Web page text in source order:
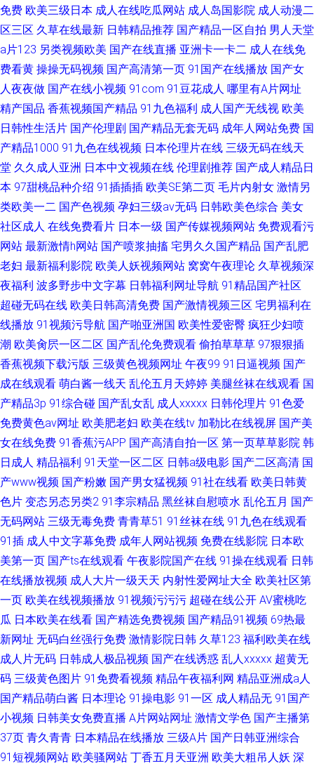
免费 欧美三级日本 成人在线吃瓜网站 成人岛国影院 成人动漫二
区三区 久草在线最新 日韩精品推荐 国产精品一区自拍 男人天堂
a片123 另类视频欧美 国产在线直播 亚洲卡一卡二 成人在线免
费看黄 操操无码视频 国产高清第一页 91国产在线播放 国产女
人夜夜做 国产在线小视频 91com 91豆花成人 哪里有A片网址
精产国品 香蕉视频国产精品 91九色福利 成人国产无线视 欧美
日韩性生活片 国产伦理剧 国产精品无套无码 成年人网站免费 国
产精品1000 91九色在线视频 日本伦理片在线 三级无码在线天
堂 久久成人亚洲 日本中文视频在线 伦理剧推荐 国产成人精品日
本 97甜桃品种介绍 91插插插 欧美SE第二页 毛片内射女 激情另
类欧美一二 国产色视频 孕妇三级av无码 日韩欧美色综合 美女
社区成人 在线免费看片 日本一级 国产传媒视频网站 免费观看污
网站 最新激情h网站 国产喷浆抽搐 宅男久久国产精品 国产乱肥
老妇 最新福利影院 欧美人妖视频网站 窝窝午夜理论 久草视频深
夜福利 波多野步中文字幕 日韩福利网址导航 91精品国产社区
超碰无码在线 欧美日韩高清免费 国产激情视频三区 宅男福利在
线播放 91视频污导航 国产啪亚洲国 欧美性爱密臀 疯狂少妇喷
潮 欧美肏屄一区二区 国产乱伦免费观看 偷拍草草草 97狠狠插
香蕉视频下载污版 三级黄色视频网址 午夜99 91日逼视频 国产
成在线观看 萌白酱一线天 乱伦五月天婷婷 美腿丝袜在线观看 国
产精品3p 91综合碰 国产乱女乱 成人xxxxx 日韩伦理片 91色爱
免费黄色av网址 欧美肥老妇 欧美在线tv 加勒比在线视屏 国产美
女在线免费 91香蕉污APP 国产高清自拍一区 第一页草草影院 韩
日成人 精品福利 91天堂一区二区 日韩a级电影 国产二区高清 国
产www视频 国产粉嫩 国产男女猛视频 91社在线看 欧美日韩黄
色片 变态另态另类2 91李宗精品 黑丝袜自慰喷水 乱伦五月 国产
无码网站 三级无毒免费 青青草51 91丝袜在线 91九色在线观看
91插 成人中文字幕免费 成年人网站视频 免费在线影院 日本欧
美第一页 国产ts在线观看 午夜影院国产在线 91操在线观看 日韩
在线播放视频 成人大片一级天天 内射性爱网址大全 欧美社区第
一页 欧美在线视频播放 91视频污污污 超碰在线公开 AV蜜桃吃
瓜 日本欧美在线看 国产精选免费视频 国产精品91视频 69热最
新网址 无码白丝强行免费 激情影院日韩 久草123 福利欧美在线
成人片无码 日韩成人极品视频 国产在线诱惑 乱人xxxxx 超黄无
码 三级黄色图片 91免费看视频 精品午夜福利网 精品亚洲成a人
国产精品萌白酱 日本理论 91操电影 91一区 成人精品无 91国产
小视频 日韩美女免费直播 A片网站网址 激情文学色 国产主播第
37页 青久青青 日本精品在线播放 三级A片 国产日韩亚洲综合
91短视频网站 欧美骚网站 丁香五月天亚洲 欧美大粗吊人妖 深